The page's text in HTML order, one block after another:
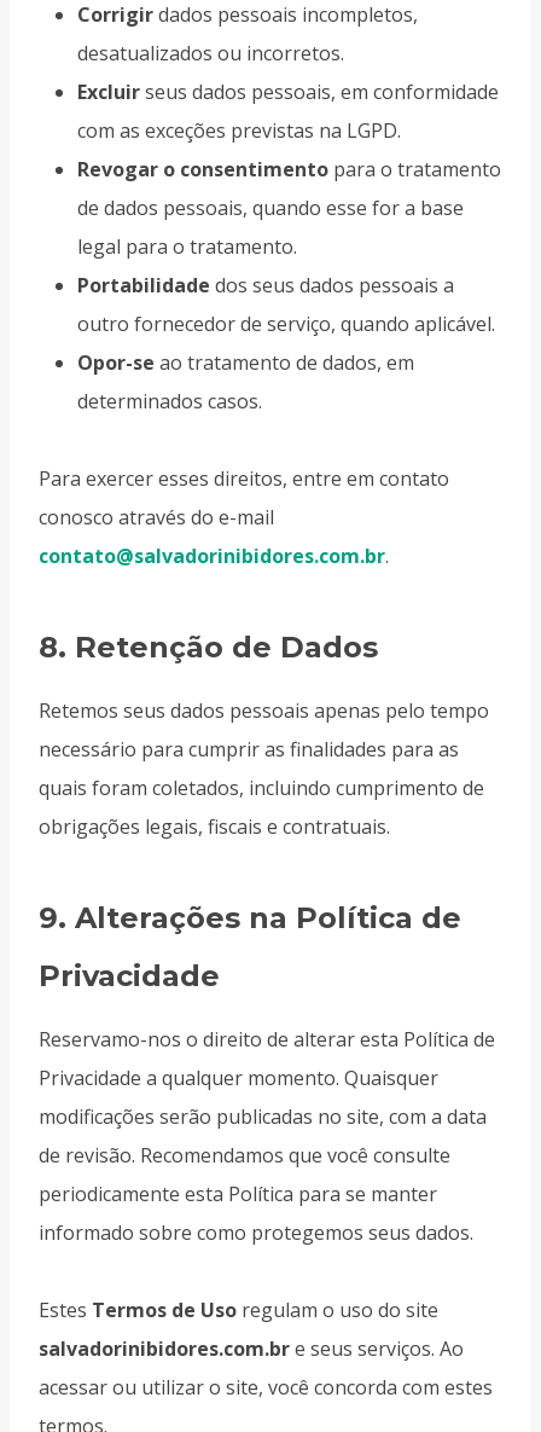
Corrigirdados pessoais incompletos,
desatualizados ou incorretos.
Excluirseus dados pessoais, em conformidade
com as exceções previstas na LGPD.
Revogar o consentimento para o tratamento
de dados pessoais, quando esse for a base
legal para o tratamento.
Portabilidade dos seus dados pessoais a
outro fornecedor de serviço, quando aplicável.
Opor-se ao tratamento de dados, em
determinados casos.
Para exercer esses direitos, entre em contato
conosco através do e-mail
contato@salvadorinibidores.com.br.
8. Retenção de Dados
Retemos seus dados pessoais apenas pelo tempo
necessário para cumprir as finalidades para as
quais foram coletados, incluindo cumprimento de
obrigações legais, fiscais e contratuais.
9. Alterações na Política de
Privacidade
Reservamo-nos o direito de alterar esta Política de
Privacidade a qualquer momento. Quaisquer
modificações serão publicadas no site, com a data
de revisão. Recomendamos que você consulte
periodicamente esta Política para se manter
informado sobre como protegemos seus dados.
Estes Termos de Uso regulam o uso do site
salvadorinibidores.com.bre seus serviços. Ao
acessar ou utilizar o site, você concorda com estes
termos.